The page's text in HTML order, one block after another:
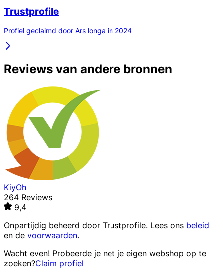
Trustprofile
Profiel geclaimd door Ars longa in 2024
Reviews van andere bronnen
KiyOh
264 Reviews
9,4
Onpartijdig beheerd door Trustprofile. Lees ons beleid
en de voorwaarden.
Wacht even! Probeerde je net je eigen webshop op te
zoeken?Claim profiel